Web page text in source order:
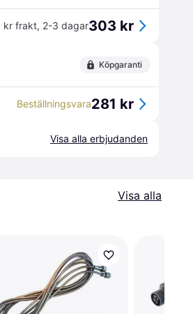
kr frakt, 2-3 dagar303 kr
Köpgaranti
Beställningsvara281 kr
Visa alla erbjudanden
Visa alla